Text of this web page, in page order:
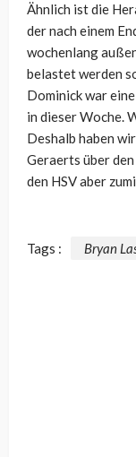
Ähnlich ist die
der nach einem
wochenlang
belastet werden
Dominick war
in dieser Woche.
Deshalb haben
Geraerts über
den HSV aber
Tags : Bryan